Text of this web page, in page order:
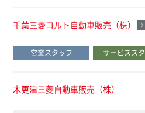
千葉三菱コルト自動車販売（株）
営業スタッフ サービスス
木更津三菱自動車販売（株）